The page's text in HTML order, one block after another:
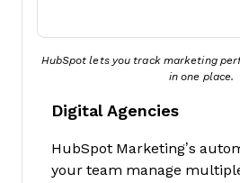
HubSpot lets you track marketing
in one place.
Digital Agencies
HubSpot Marketing’s
your team manage